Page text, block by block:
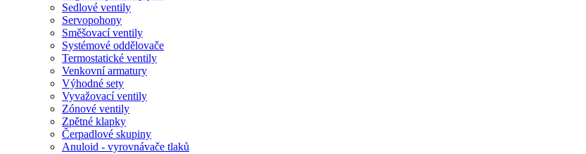
Sedlové ventily
Servopohony
Směšovací ventily
Systémové oddělovače
Termostatické ventily
Venkovní armatury
Výhodné sety
Vyvažovací ventily
Zónové ventily
Zpětné klapky
Čerpadlové skupiny
Anuloid - vyrovnávače tlaků